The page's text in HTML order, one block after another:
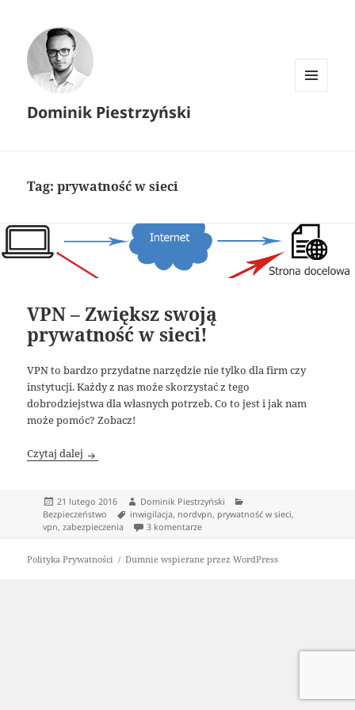
Dominik Piestrzyński
Tag:prywatność w sieci
VPN – Zwiększ swoją
prywatność w sieci!
VPN to bardzo przydatne narzędzie nie tylko dla firm czy
instytucji. Każdy z nas może skorzystać z tego
dobrodziejstwa dla własnych potrzeb. Co to jest i jak nam
może pomóc? Zobacz!
Czytaj dalej VPN – Zwiększ swoją prywatność w sieci!
Data
publikacji
21 lutego 2016 Autor
Dominik Piestrzyński
Bezpieczeństwo
Tagi
inwigilacja, nordvpn, prywatność w sieci,
vpn, zabezpieczenia 3 komentarzedo VPN – Zwiększ swoją prywatność w
Polityka Prywatności Dumnie wspierane przez WordPress